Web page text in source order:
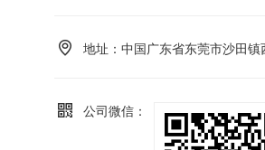
地址： 中国广东省东莞市沙田
公司微信：